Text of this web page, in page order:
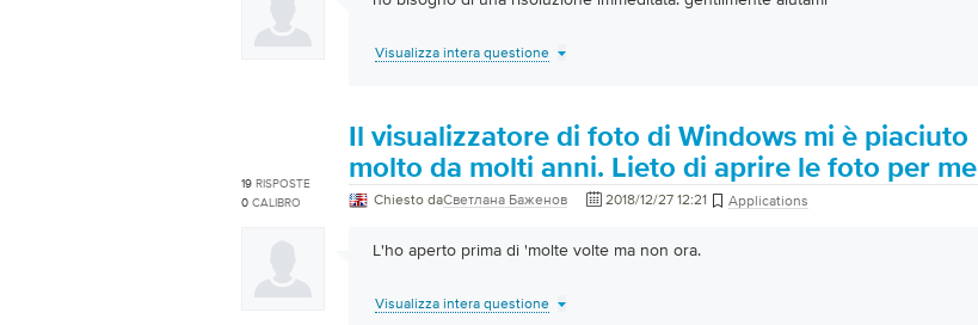
Visualizza intera questione
19 RISPOSTE
0 CALIBRO
Il visualizzatore di foto di Windows mi è piaciuto
molto da molti anni. Lieto di aprire le foto per me
Chiesto daСветлана Баженов 2018/12/27 12:21 Applications
L'ho aperto prima di 'molte volte ma non ora.
Visualizza intera questione